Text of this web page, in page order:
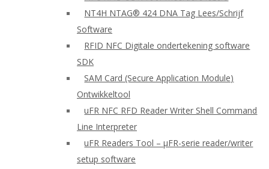
NT4H NTAG® 424 DNA Tag Lees/Schrijf
Software
RFID NFC Digitale ondertekening software
SDK
SAM Card (Secure Application Module)
Ontwikkeltool
uFR NFC RFD Reader Writer Shell Command
Line Interpreter
uFR Readers Tool – μFR-serie reader/writer
setup software